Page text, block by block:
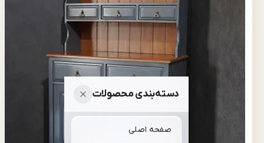
دسته‌بندی محصولات
صفحه اصلی